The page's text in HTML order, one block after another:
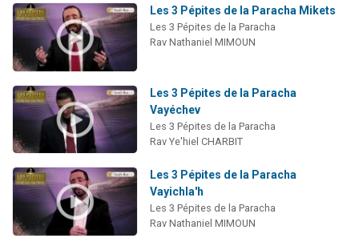
Les 3 Pépites de la Paracha Mikets
Les 3 Pépites de la Paracha
Rav Nathaniel MIMOUN
Les 3 Pépites de la Paracha
Vayéchev
Les 3 Pépites de la Paracha
Rav Ye'hiel CHARBIT
Les 3 Pépites de la Paracha
Vayichla'h
Les 3 Pépites de la Paracha
Rav Nathaniel MIMOUN